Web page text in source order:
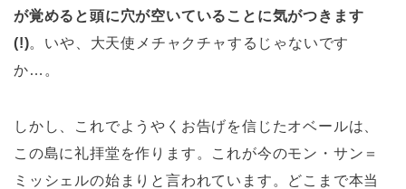
が覚めると頭に穴が空いていることに気がつきます
(!)。いや、大天使メチャクチャするじゃないです
か…。
しかし、これでようやくお告げを信じたオベールは、
この島に礼拝堂を作ります。これが今のモン・サン＝
ミッシェルの始まりと言われています。どこまで本当